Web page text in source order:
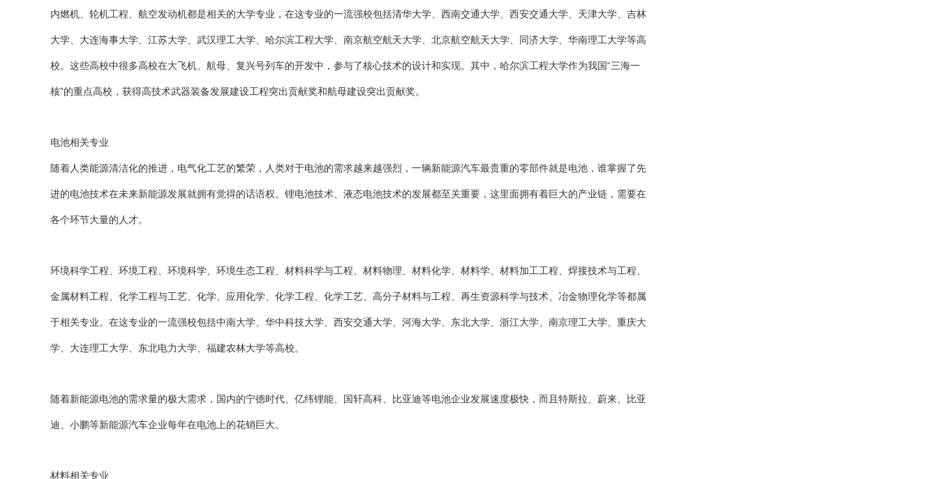
内燃机、轮机工程、航空发动机都是相关的大学专业，在这专业的一流强校包括清华大学、西南交通大学、西安交通大学、天津大学、吉林
大学、大连海事大学、江苏大学、武汉理工大学、哈尔滨工程大学、南京航空航天大学、北京航空航天大学、同济大学、华南理工大学等高
校。这些高校中很多高校在大飞机、航母、复兴号列车的开发中，参与了核心技术的设计和实现。其中，哈尔滨工程大学作为我国“三海一
核”的重点高校，获得高技术武器装备发展建设工程突出贡献奖和航母建设突出贡献奖。
电池相关专业
随着人类能源清洁化的推进，电气化工艺的繁荣，人类对于电池的需求越来越强烈，一辆新能源汽车最贵重的零部件就是电池，谁掌握了先
进的电池技术在未来新能源发展就拥有觉得的话语权。锂电池技术、液态电池技术的发展都至关重要，这里面拥有着巨大的产业链，需要在
各个环节大量的人才。
环境科学工程、环境工程、环境科学、环境生态工程、材料科学与工程、材料物理、材料化学、材料学、材料加工工程、焊接技术与工程、
金属材料工程、化学工程与工艺、化学、应用化学、化学工程、化学工艺、高分子材料与工程、再生资源科学与技术、冶金物理化学等都属
于相关专业。在这专业的一流强校包括中南大学、华中科技大学、西安交通大学、河海大学、东北大学、浙江大学、南京理工大学、重庆大
学、大连理工大学、东北电力大学、福建农林大学等高校。
随着新能源电池的需求量的极大需求，国内的宁德时代、亿纬锂能、国轩高科、比亚迪等电池企业发展速度极快，而且特斯拉、蔚来、比亚
迪、小鹏等新能源汽车企业每年在电池上的花销巨大。
材料相关专业